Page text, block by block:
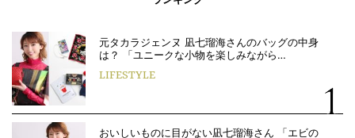
元タカラジェンヌ 凪七瑠海さんのバッグの中身
は？ 「ユニークな小物を楽しみながら…
LIFESTYLE
おいしいものに目がない凪七瑠海さん 「エビの